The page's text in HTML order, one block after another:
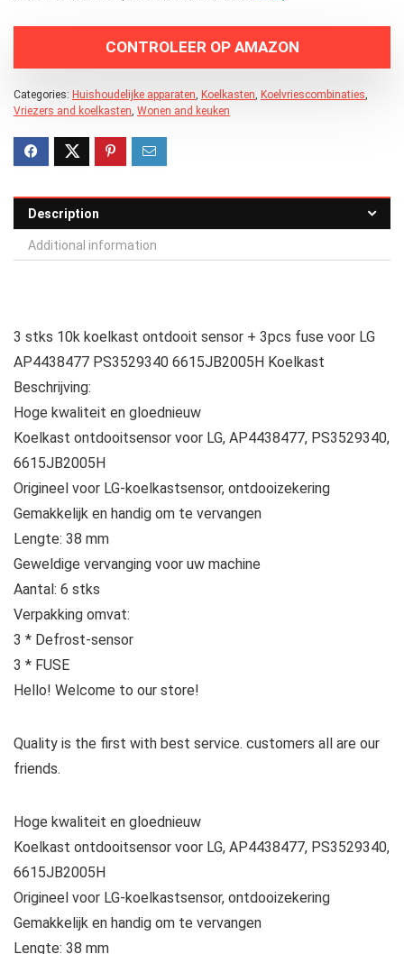
CONTROLEER OP AMAZON
Categories: Huishoudelijke apparaten Koelkasten Koelvriescombinaties
Vriezers and koelkasten Wonen and keuken
Description
Additional information
3 stks 10k koelkast ontdooit sensor + 3pcs fuse voor LG
AP4438477 PS3529340 6615JB2005H Koelkast
Beschrijving:
Hoge kwaliteit en gloednieuw
Koelkast ontdooitsensor voor LG, AP4438477, PS3529340,
6615JB2005H
Origineel voor LG-koelkastsensor, ontdooizekering
Gemakkelijk en handig om te vervangen
Lengte: 38 mm
Geweldige vervanging voor uw machine
Aantal: 6 stks
Verpakking omvat:
3 * Defrost-sensor
3 * FUSE
Hello! Welcome to our store!
Quality is the first with best service. customers all are our
friends.
Hoge kwaliteit en gloednieuw
Koelkast ontdooitsensor voor LG, AP4438477, PS3529340,
6615JB2005H
Origineel voor LG-koelkastsensor, ontdooizekering
Gemakkelijk en handig om te vervangen
Lengte: 38 mm